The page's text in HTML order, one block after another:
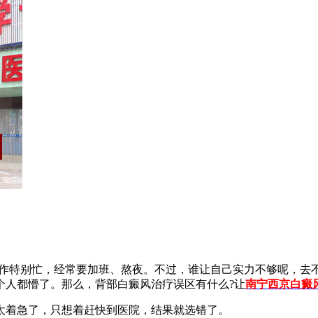
别忙，经常要加班、熬夜。不过，谁让自己实力不够呢，去
都懵了。那么，背部白癜风治疗误区有什么?让南宁西京白癜
急了，只想着赶快到医院，结果就选错了。